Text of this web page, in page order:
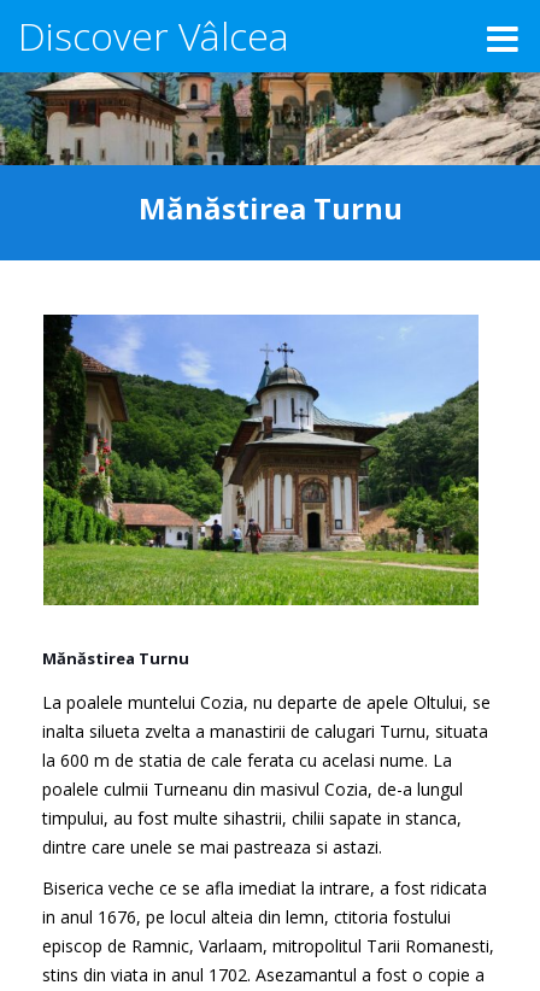
Discover Vâlcea
Mănăstirea Turnu
Mănăstirea Turnu
La poalele muntelui Cozia, nu departe de apele Oltului, se
inalta silueta zvelta a manastirii de calugari Turnu, situata
la 600 m de statia de cale ferata cu acelasi nume. La
poalele culmii Turneanu din masivul Cozia, de-a lungul
timpului, au fost multe sihastrii, chilii sapate in stanca,
dintre care unele se mai pastreaza si astazi.
Biserica veche ce se afla imediat la intrare, a fost ridicata
in anul 1676, pe locul alteia din lemn, ctitoria fostului
episcop de Ramnic, Varlaam, mitropolitul Tarii Romanesti,
stins din viata in anul 1702. Asezamantul a fost o copie a